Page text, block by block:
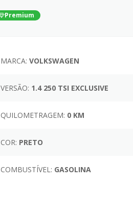
Premium
MARCA: VOLKSWAGEN
VERSÃO: 1.4 250 TSI EXCLUSIVE
QUILOMETRAGEM: 0 KM
COR: PRETO
COMBUSTÍVEL: GASOLINA